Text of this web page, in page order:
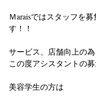
Ｍaraisではスタッフを募
す！！
サービス、店舗向上の為
この度アシスタントの募
美容学生の方は